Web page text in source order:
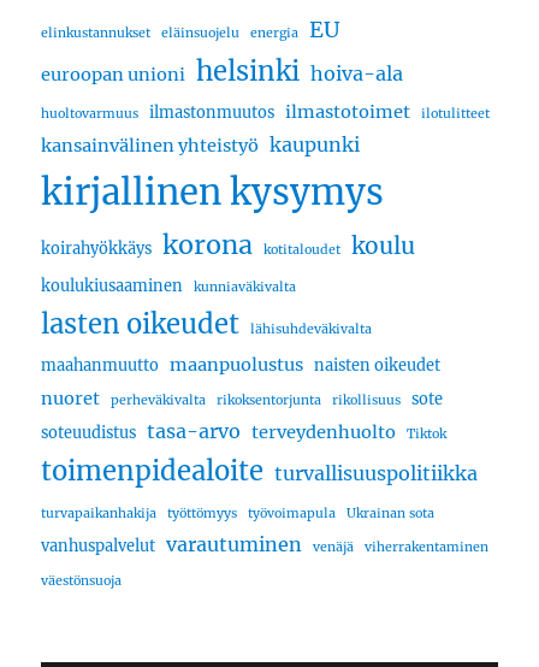
elinkustannukset eläinsuojelu energia EU
euroopan unioni helsinki hoiva-ala
huoltovarmuus ilmastonmuutos ilmastotoimet ilotulitteet
kansainvälinen yhteistyö kaupunki
kirjallinen kysymys
koirahyökkäys korona kotitaloudet koulu
koulukiusaaminen kunniaväkivalta
lasten oikeudet lähisuhdeväkivalta
maahanmuutto maanpuolustus naisten oikeudet
nuoret perheväkivalta rikoksentorjunta rikollisuus
sote
soteuudistus tasa-arvo terveydenhuolto Tiktok
toimenpidealoite turvallisuuspolitiikka
turvapaikanhakija työttömyys työvoimapula Ukrainan sota
vanhuspalvelut varautuminen venäjä viherrakentaminen
väestönsuoja